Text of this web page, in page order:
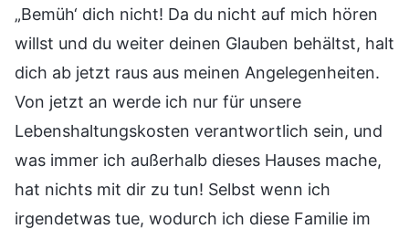
„Bemüh‘ dich nicht! Da du nicht auf mich hören
willst und du weiter deinen Glauben behältst, halt
dich ab jetzt raus aus meinen Angelegenheiten.
Von jetzt an werde ich nur für unsere
Lebenshaltungskosten verantwortlich sein, und
was immer ich außerhalb dieses Hauses mache,
hat nichts mit dir zu tun! Selbst wenn ich
irgendetwas tue, wodurch ich diese Familie im